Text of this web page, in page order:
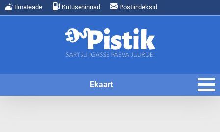
Ilmateade Kütusehinnad Postiindeksid
Ekaart